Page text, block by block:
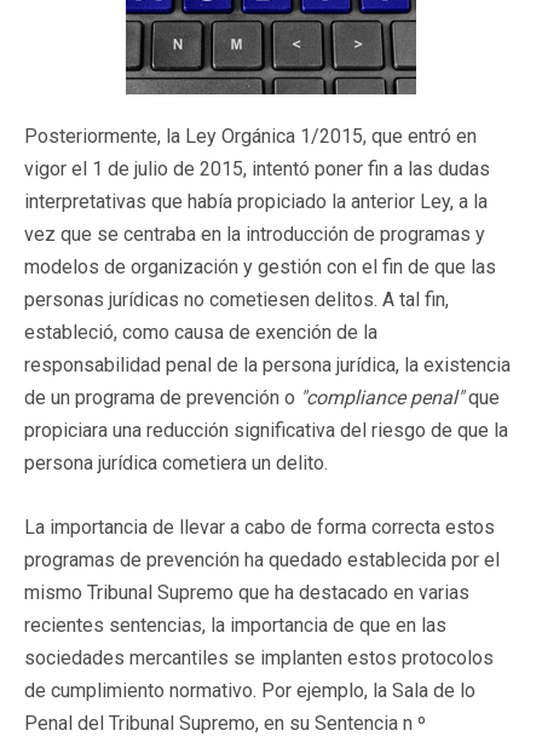
Posteriormente, la Ley Orgánica 1/2015, que entró en
vigor el 1 de julio de 2015, intentó poner fin a las dudas
interpretativas que había propiciado la anterior Ley, a la
vez que se centraba en la introducción de programas y
modelos de organización y gestión con el fin de que las
personas jurídicas no cometiesen delitos. A tal fin,
estableció, como causa de exención de la
responsabilidad penal de la persona jurídica, la existencia
de un programa de prevención o "compliance penal"que
propiciara una reducción significativa del riesgo de que la
persona jurídica cometiera un delito.
La importancia de llevar a cabo de forma correcta estos
programas de prevención ha quedado establecida por el
mismo Tribunal Supremo que ha destacado en varias
recientes sentencias, la importancia de que en las
sociedades mercantiles se implanten estos protocolos
de cumplimiento normativo. Por ejemplo, la Sala de lo
Penal del Tribunal Supremo, en su Sentencia n º